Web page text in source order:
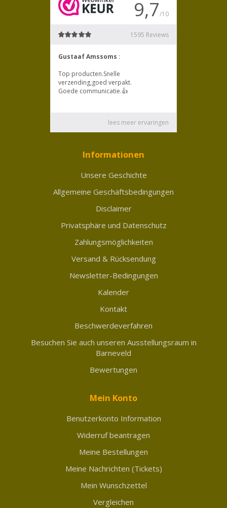
Informationen
Unsere Geschichte
Allgemeine Geschäftsbedingungen
Disclaimer
Privatsphäre und Datenschutz
Zahlungsmöglichkeiten
Versand & Rücksendung
Newsletter-Bedingungen
Kalender
Kontakt
Beschwerdeverfahren
Besuchen Sie auch unseren Ausstellungsraum in
Barneveld
Bewertungen
Mein Konto
Benutzerkonto Information
Widerruf beantragen
Meine Bestellungen
Meine Nachrichten (Tickets)
Mein Wunschzettel
Vergleichen